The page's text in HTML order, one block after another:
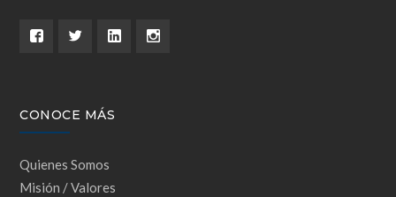
CONOCE MÁS
Quienes Somos
Misión / Valores